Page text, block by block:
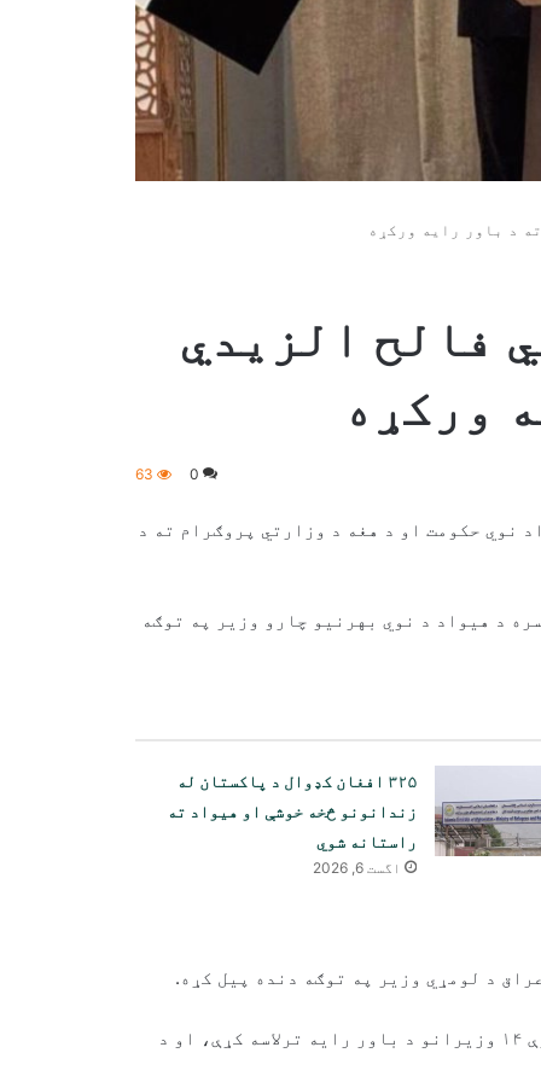
د باور رایه ورکړه
فالح الزیدي
ورکړه
0
63
نوي حکومت او د هغه د وزارتي پروګرام ته د
د هیواد د نوي بهرنیو چارو وزیر په توګه
۳۲۵ افغان کډوال د پاکستان له
زندانونو څخه خوشې او هیواد ته
راستانه شوي
اگست 6, 2026
د لومړي وزیر په توګه دنده پیل کړه.
د راپورونو له مخې، د الزیدي په کابینې کې تر اوسه پورې ۱۴ وزیرانو د باور رایه ترلاسه کړې، او د